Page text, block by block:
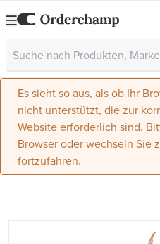
Es sieht so aus, als ob Ihr
nicht unterstützt, die zur
Website erforderlich sind.
Browser oder wechseln Sie
fortzufahren.